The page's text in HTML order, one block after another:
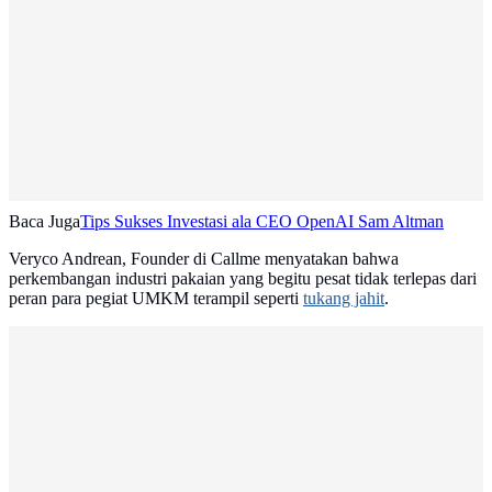
Baca JugaTips Sukses Investasi ala CEO OpenAI Sam Altman
Veryco Andrean, Founder di Callme menyatakan bahwa
perkembangan industri pakaian yang begitu pesat tidak terlepas dari
peran para pegiat UMKM terampil seperti tukang jahit.